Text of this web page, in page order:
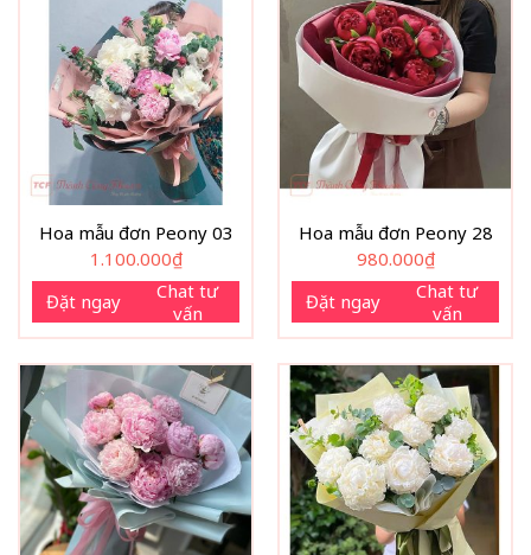
Hoa mẫu đơn Peony 03
1.100.000₫
Đặt ngay
Chat tư
vấn
Hoa mẫu đơn Peony 28
980.000₫
Đặt ngay
Chat tư
vấn